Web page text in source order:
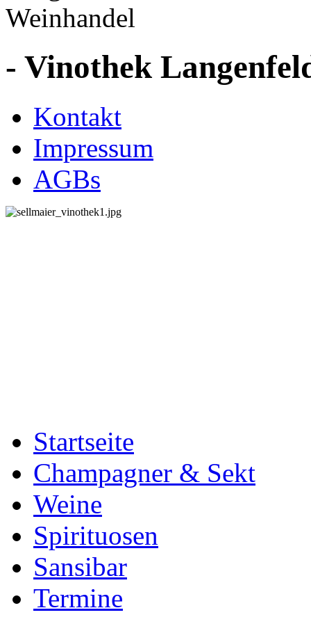
- Vinothek
Kontakt
Impressum
AGBs
Startseite
Champagner & Sekt
Weine
Spirituosen
Sansibar
Termine